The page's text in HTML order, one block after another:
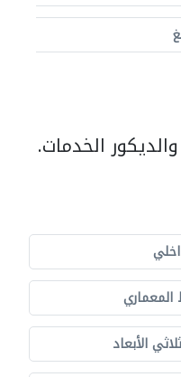
الخدمات.
الأبعاد